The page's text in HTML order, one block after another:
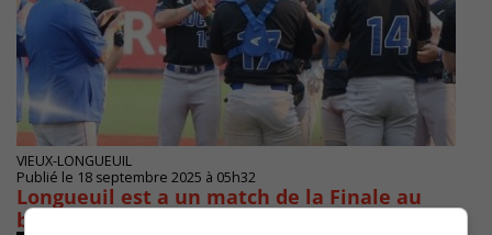
VIEUX-LONGUEUIL
Publié le 18 septembre 2025 à 05h32
Longueuil est a un match de la Finale au
baseball Élite